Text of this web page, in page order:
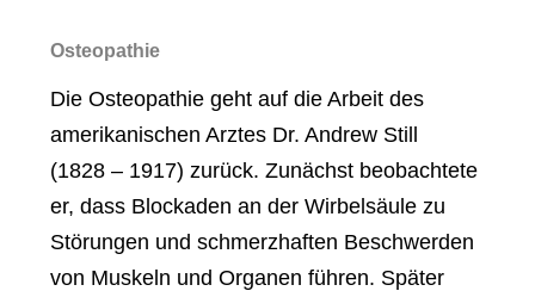
Osteopathie
Die Osteopathie geht auf die Arbeit des
amerikanischen Arztes Dr. Andrew Still
(1828 – 1917) zurück. Zunächst beobachtete
er, dass Blockaden an der Wirbelsäule zu
Störungen und schmerzhaften Beschwerden
von Muskeln und Organen führen. Später